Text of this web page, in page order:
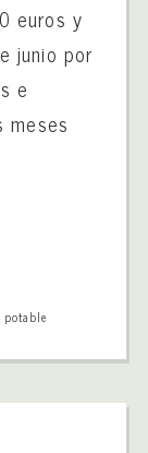
euros y
junio por
e
meses
potable